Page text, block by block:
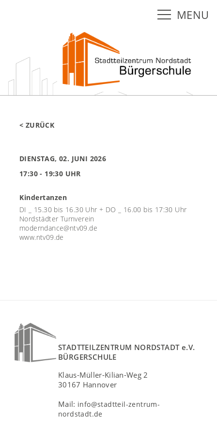
< ZURÜCK
DIENSTAG, 02. JUNI 2026
17:30 - 19:30 UHR
Kindertanzen
DI _ 15.30 bis 16.30 Uhr + DO _ 16.00 bis 17:30 Uhr
Nordstädter Turnverein
moderndance@ntv09.de
www.ntv09.de
STADTTEILZENTRUM NORDSTADT e.V.
BÜRGERSCHULE
Klaus-Müller-Kilian-Weg 2
30167 Hannover
Mail: info@stadtteil-zentrum-
nordstadt.de
MENU